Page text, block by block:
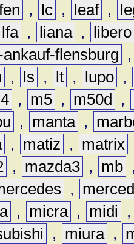
, lc , leaf ,
lfa , liana ,
libero
flensburg
, ls , lt , lupo ,
, m5 , m50d ,
, manta ,
, matiz , matrix
, mazda3 , mb
,
, micra , midi
, miura ,